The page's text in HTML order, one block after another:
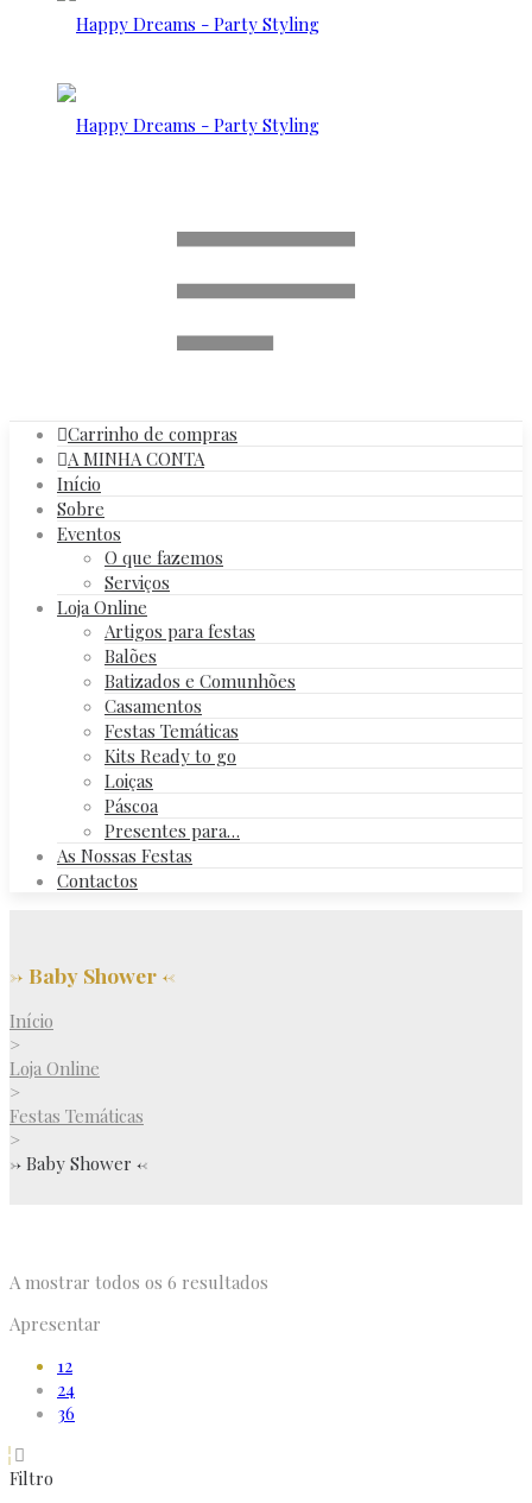
Carrinho de compras
A MINHA CONTA
Início
Sobre
Eventos
O que fazemos
Serviços
Loja Online
Artigos para festas
Balões
Batizados e Comunhões
Casamentos
Festas Temáticas
Kits Ready to go
Loiças
Páscoa
Presentes para…
As Nossas Festas
Contactos
-> Baby Shower <-
Início
>
Loja Online
>
Festas Temáticas
>
-> Baby Shower <-
A mostrar todos os 6 resultados
Apresentar
12
24
36
Filtro